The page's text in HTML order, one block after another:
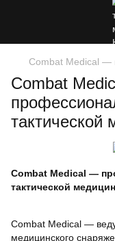
Combat Medical —
Combat
тактической
Combat Medical —
тактической
Combat Medical —
медицинского